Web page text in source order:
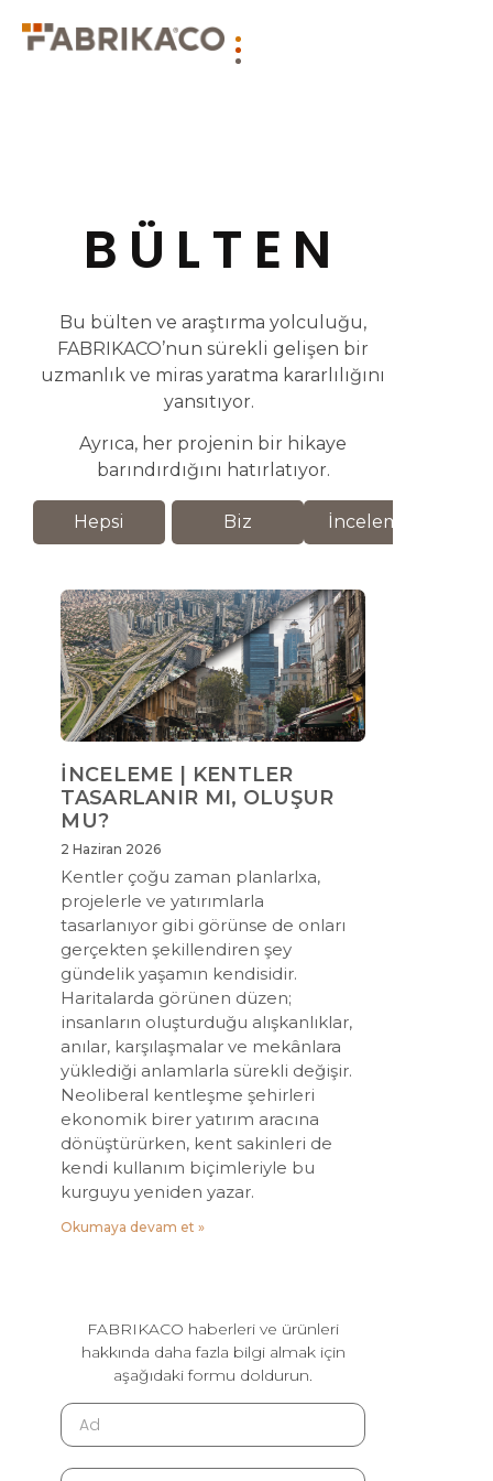
BÜLTEN
Bu bülten ve araştırma yolculuğu,
FABRIKACO’nun sürekli gelişen bir
uzmanlık ve miras yaratma kararlılığını
yansıtıyor.
Ayrıca, her projenin bir hikaye
barındırdığını hatırlatıyor.
Hepsi Biz İnceleme
İNCELEME | KENTLER
TASARLANIR MI, OLUŞUR
MU?
2 Haziran 2026
Kentler çoğu zaman planlarlxa,
projelerle ve yatırımlarla
tasarlanıyor gibi görünse de onları
gerçekten şekillendiren şey
gündelik yaşamın kendisidir.
Haritalarda görünen düzen;
insanların oluşturduğu alışkanlıklar,
anılar, karşılaşmalar ve mekânlara
yüklediği anlamlarla sürekli değişir.
Neoliberal kentleşme şehirleri
ekonomik birer yatırım aracına
dönüştürürken, kent sakinleri de
kendi kullanım biçimleriyle bu
kurguyu yeniden yazar.
Okumaya devam et »
FABRIKACO haberleri ve ürünleri
hakkında daha fazla bilgi almak için
aşağıdaki formu doldurun.